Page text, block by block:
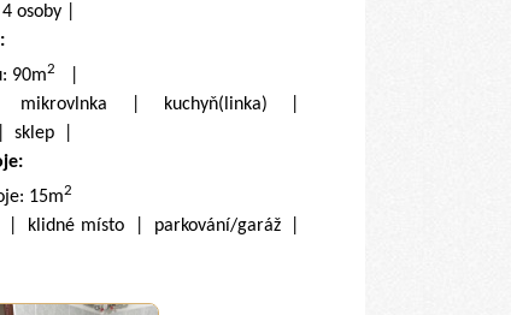
4 osoby |
90m2
| kuchyň(linka) |
| sklep |
15m2
| klidné místo | parkování/garáž |